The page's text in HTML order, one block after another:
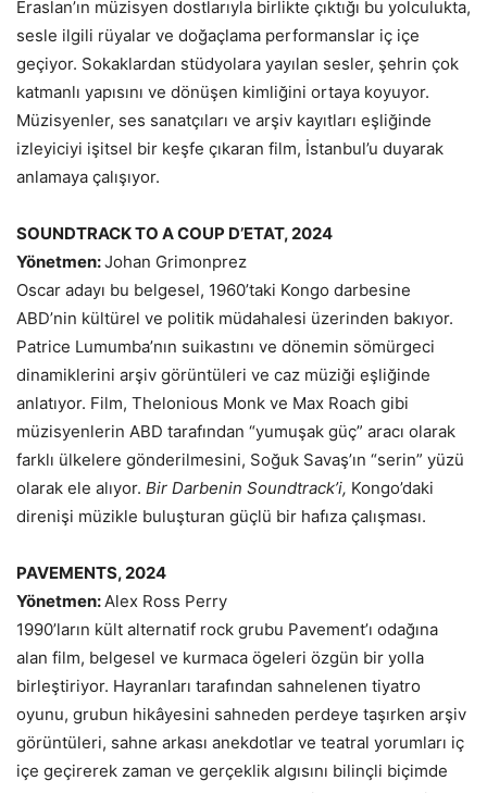
Eraslan’ın müzisyen dostlarıyla birlikte çıktığı bu yolculukta,
sesle ilgili rüyalar ve doğaçlama performanslar iç içe
geçiyor. Sokaklardan stüdyolara yayılan sesler, şehrin çok
katmanlı yapısını ve dönüşen kimliğini ortaya koyuyor.
Müzisyenler, ses sanatçıları ve arşiv kayıtları eşliğinde
izleyiciyi işitsel bir keşfe çıkaran film, İstanbul’u duyarak
anlamaya çalışıyor.
SOUNDTRACK TO A COUP D’ETAT, 2024
Yönetmen:Johan Grimonprez
Oscar adayı bu belgesel, 1960’taki Kongo darbesine
ABD’nin kültürel ve politik müdahalesi üzerinden bakıyor.
Patrice Lumumba’nın suikastını ve dönemin sömürgeci
dinamiklerini arşiv görüntüleri ve caz müziği eşliğinde
anlatıyor. Film, Thelonious Monk ve Max Roach gibi
müzisyenlerin ABD tarafından “yumuşak güç” aracı olarak
farklı ülkelere gönderilmesini, Soğuk Savaş’ın “serin” yüzü
olarak ele alıyor. Bir Darbenin Soundtrack’i, Kongo’daki
direnişi müzikle buluşturan güçlü bir hafıza çalışması.
PAVEMENTS, 2024
Yönetmen:Alex Ross Perry
1990’ların kült alternatif rock grubu Pavement’ı odağına
alan film, belgesel ve kurmaca ögeleri özgün bir yolla
birleştiriyor. Hayranları tarafından sahnelenen tiyatro
oyunu, grubun hikâyesini sahneden perdeye taşırken arşiv
görüntüleri, sahne arkası anekdotlar ve teatral yorumları iç
içe geçirerek zaman ve gerçeklik algısını bilinçli biçimde